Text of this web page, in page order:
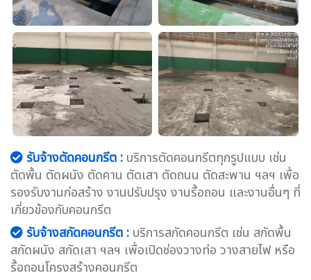
รับจ้างตัดคอนกรีต : บริการตัดคอนกรีตทุกรูปแบบ เช่น
ตัดพื้น ตัดผนัง ตัดคาน ตัดเสา ตัดถนน ตัดสะพาน ฯลฯ เพื่อ
รองรับงานก่อสร้าง งานปรับปรุง งานรื้อถอน และงานอื่นๆ ที่
เกี่ยวข้องกับคอนกรีต
รับจ้างสกัดคอนกรีต : บริการสกัดคอนกรีต เช่น สกัดพื้น
สกัดผนัง สกัดเสา ฯลฯ เพื่อเปิดช่องวางท่อ วางสายไฟ หรือ
รื้อถอนโครงสร้างคอนกรีต